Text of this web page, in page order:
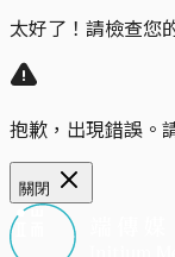
太好了！請檢查您
抱歉，出現錯誤。
關閉